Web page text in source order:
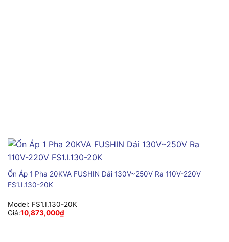
Ổn Áp 1 Pha 20KVA FUSHIN Dải 130V~250V Ra 110V-220V
FS1.I.130-20K
Model: FS1.I.130-20K
Giá:10,873,000₫